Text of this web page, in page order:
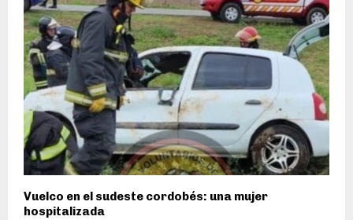
Vuelco en el sudeste cordobés: una mujer
hospitalizada